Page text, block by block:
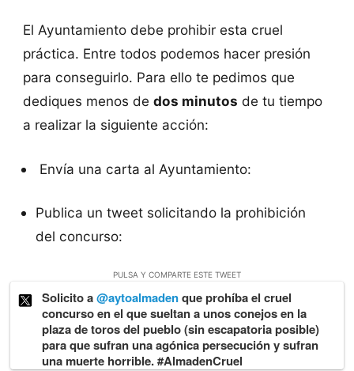
El Ayuntamiento debe prohibir esta cruel
práctica. Entre todos podemos hacer presión
para conseguirlo. Para ello te pedimos que
dediques menos de dos minutos de tu tiempo
a realizar la siguiente acción:
Envía una carta al Ayuntamiento:
Publica un tweet solicitando la prohibición
del concurso:
PULSA Y COMPARTE ESTE TWEET
Solicito a@aytoalmadenque prohíba el cruel
concurso en el que sueltan a unos conejos en la
plaza de toros del pueblo (sin escapatoria posible)
para que sufran una agónica persecución y sufran
una muerte horrible. #AlmadenCruel